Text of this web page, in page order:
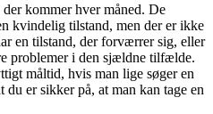
kommer hver måned. De
kvindelig tilstand, men der er ikke
en tilstand, der forværrer sig, eller
problemer i den sjældne tilfælde.
måltid, hvis man lige søger en
er sikker på, at man kan tage en